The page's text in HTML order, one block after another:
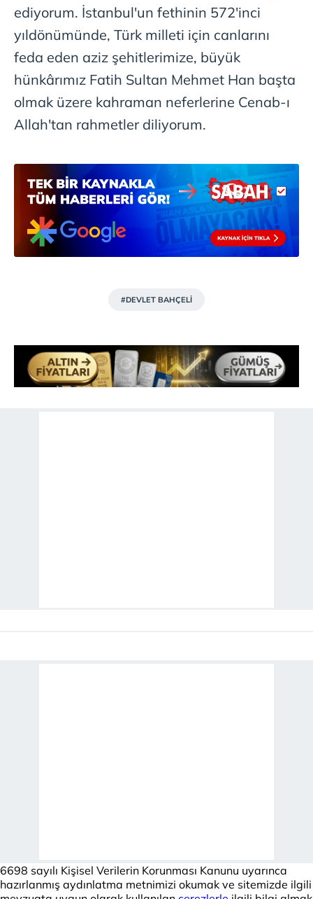
ediyorum. İstanbul'un fethinin 572'inci
yıldönümünde, Türk milleti için canlarını
feda eden aziz şehitlerimize, büyük
hünkârımız Fatih Sultan Mehmet Han başta
olmak üzere kahraman neferlerine Cenab-ı
Allah'tan rahmetler diliyorum.
#DEVLET BAHÇELİ
6698 sayılı Kişisel Verilerin Korunması Kanunu uyarınca
hazırlanmış aydınlatma metnimizi okumak ve sitemizde ilgili